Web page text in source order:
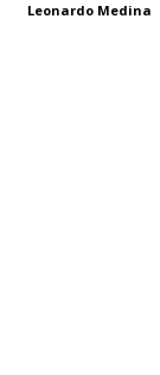
Leonardo Medina